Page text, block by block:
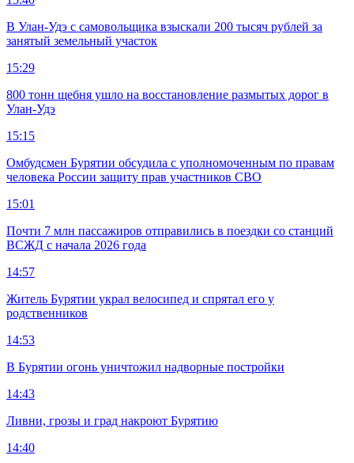
В Улан-Удэ с самовольщика взыскали 200 тысяч рублей за
занятый земельный участок
15:29
800 тонн щебня ушло на восстановление размытых дорог в
Улан-Удэ
15:15
Омбудсмен Бурятии обсудила с уполномоченным по правам
человека России защиту прав участников СВО
15:01
Почти 7 млн пассажиров отправились в поездки со станций
ВСЖД с начала 2026 года
14:57
Житель Бурятии украл велосипед и спрятал его у
родственников
14:53
В Бурятии огонь уничтожил надворные постройки
14:43
Ливни, грозы и град накроют Бурятию
14:40